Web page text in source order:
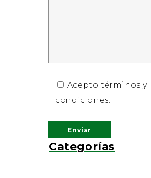
Categorías
Acepto términos y
condiciones.